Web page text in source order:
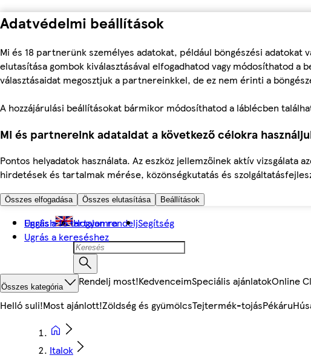
Adatvédelmi beállítások
Mi és 18 partnerünk személyes adatokat, például böngészési adatokat
elutasítása gombok kiválasztásával elfogadhatod vagy módosíthatod
választásaidat megosztjuk a partnereinkkel, de ez nem érinti a
A hozzájárulási beállításokat bármikor módosíthatod a láblécben
Mi és partnereink adataidat a következő célokra
Pontos helyadatok használata. Az eszköz jellemzőinek aktív
hirdetések és tartalmak mérése, közönségkutatás és
Összes elfogadása Összes elutasítása Beállítások
Ugrás a fő tartalomra
Ugrás a kereséshez
English Hogyan rendeljSegítség
Összes kategória Rendelj most!KedvenceimSpeciális ajánlatokOnline
Helló suli!Most ajánlott!Zöldség és gyümölcsTejtermék-tojásPékáru
Italok